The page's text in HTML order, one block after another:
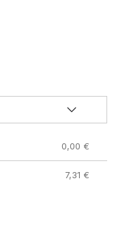
0,00 €
7,31 €